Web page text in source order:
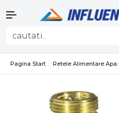
Pagina Start Retele Alimentare Apa